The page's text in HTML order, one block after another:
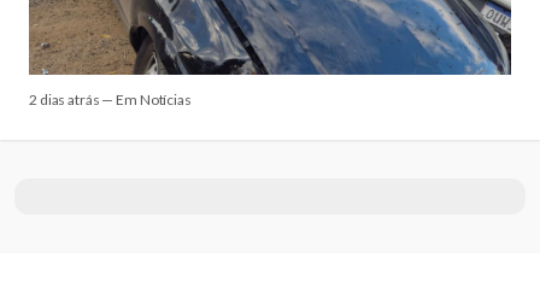
2 dias atrás — Em Notícias